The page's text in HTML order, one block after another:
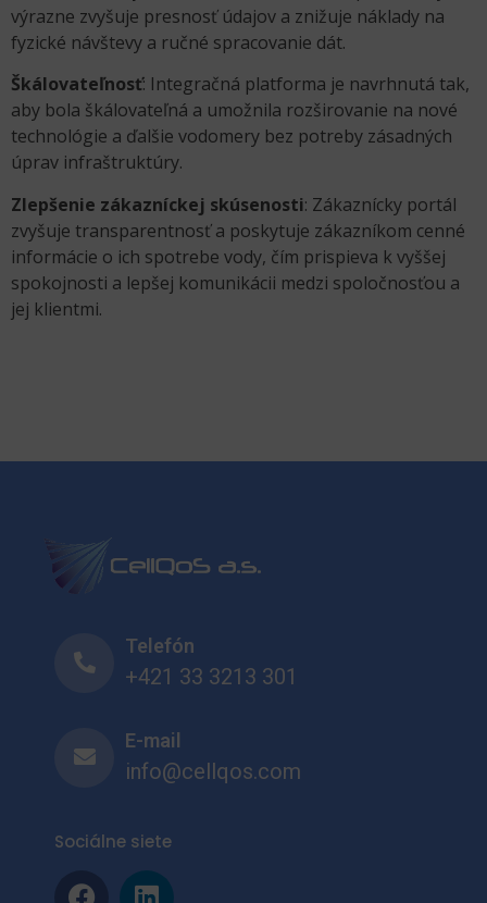
výrazne zvyšuje presnosť údajov a znižuje náklady na
fyzické návštevy a ručné spracovanie dát.
Škálovateľnosť: Integračná platforma je navrhnutá tak,
aby bola škálovateľná a umožnila rozširovanie na nové
technológie a ďalšie vodomery bez potreby zásadných
úprav infraštruktúry.
Zlepšenie zákazníckej skúsenosti: Zákaznícky portál
zvyšuje transparentnosť a poskytuje zákazníkom cenné
informácie o ich spotrebe vody, čím prispieva k vyššej
spokojnosti a lepšej komunikácii medzi spoločnosťou a
jej klientmi.
Telefón
+421 33 3213 301
E-mail
info@cellqos.com
Sociálne siete